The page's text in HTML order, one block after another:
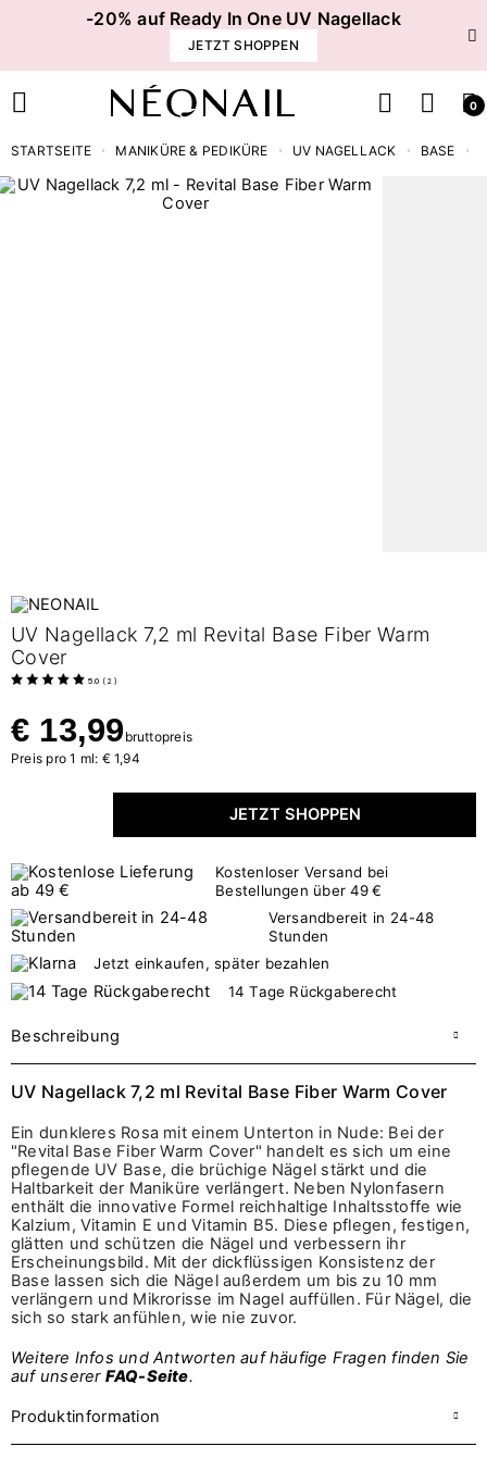
-20% auf Ready In One UV Nagellack
JETZT SHOPPEN
0
STARTSEITE MANIKÜRE & PEDIKÜRE UV NAGELLACK BASE
UV Nagellack 7,2 ml Revital Base Fiber Warm
Cover
5.0 ( 2 )
€ 13,99 bruttopreis
Preis pro 1 ml: € 1,94
JETZT SHOPPEN
Kostenloser Versand bei
Bestellungen über 49 €
Versandbereit in 24-48
Stunden
Jetzt einkaufen, später bezahlen
14 Tage Rückgaberecht
Beschreibung
UV Nagellack 7,2 ml Revital Base Fiber Warm Cover
Ein dunkleres Rosa mit einem Unterton in Nude: Bei der
"Revital Base Fiber Warm Cover" handelt es sich um eine
pflegende UV Base, die brüchige Nägel stärkt und die
Haltbarkeit der Maniküre verlängert. Neben Nylonfasern
enthält die innovative Formel reichhaltige Inhaltsstoffe wie
Kalzium, Vitamin E und Vitamin B5. Diese pflegen, festigen,
glätten und schützen die Nägel und verbessern ihr
Erscheinungsbild. Mit der dickflüssigen Konsistenz der
Base lassen sich die Nägel außerdem um bis zu 10 mm
verlängern und Mikrorisse im Nagel auffüllen. Für Nägel, die
sich so stark anfühlen, wie nie zuvor.
Weitere Infos und Antworten auf häufige Fragen finden Sie
auf unserer FAQ-Seite.
Produktinformation